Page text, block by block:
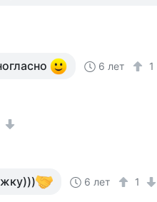
6 лет 1
6 лет 1